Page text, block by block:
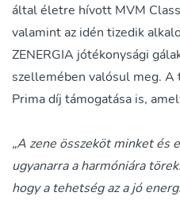
által életre hívott MVM
valamint az idén tizedik
ZENERGIA jótékonysági
szellemében valósul meg. A
Prima díj támogatása is,
„A zene összeköt minket és
ugyanarra a harmóniára
hogy a tehetség az a jó